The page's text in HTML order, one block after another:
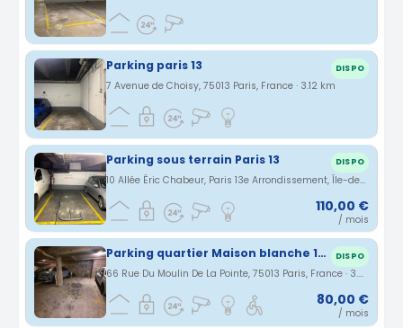
Parking paris 13 DISPO
7 Avenue de Choisy, 75013 Paris, France · 3.12 km
Parking sous terrain Paris 13 DISPO
10 Allée Éric Chabeur, Paris 13e Arrondissement, Île-de-France, France · 3.16 km
110,00 €
/ mois
Parking quartier Maison blanche 13eme DISPO
66 Rue Du Moulin De La Pointe, 75013 Paris, France · 3.22 km
80,00 €
/ mois